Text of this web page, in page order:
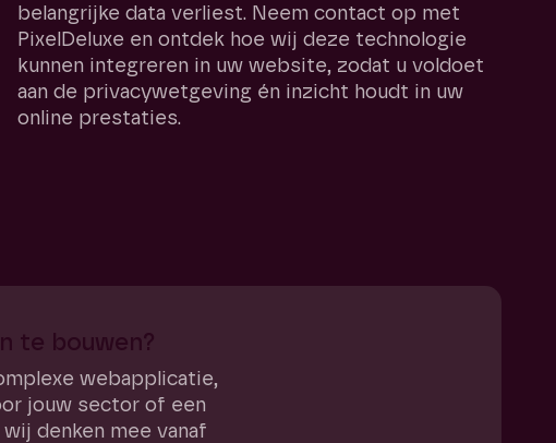
belangrijke data verliest. Neem contact op met
PixelDeluxe en ontdek hoe wij deze technologie
kunnen integreren in uw website, zodat u voldoet
aan de privacywetgeving én inzicht houdt in uw
online prestaties.
te bouwen?
webapplicatie,
jouw sector of een
denken mee vanaf